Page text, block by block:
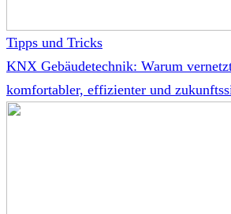
Tipps und Tricks
KNX Gebäudetechnik: Warum
komfortabler, effizienter und